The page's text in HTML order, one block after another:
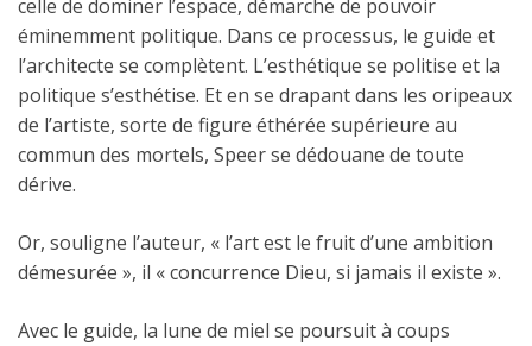
celle de dominer l’espace, démarche de pouvoir
éminemment politique. Dans ce processus, le guide et
l’architecte se complètent. L’esthétique se politise et la
politique s’esthétise. Et en se drapant dans les oripeaux
de l’artiste, sorte de figure éthérée supérieure au
commun des mortels, Speer se dédouane de toute
dérive.
Or, souligne l’auteur, « l’art est le fruit d’une ambition
démesurée », il « concurrence Dieu, si jamais il existe ».
Avec le guide, la lune de miel se poursuit à coups